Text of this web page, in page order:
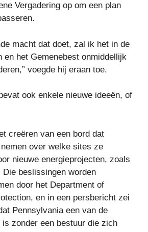
Vergadering op om een ​​plan
macht dat doet, zal ik het in de
en het Gemenebest onmiddellijk
voegde hij eraan toe.
ook enkele nieuwe ideeën, of
creëren van een bord dat
over welke sites ze
nieuwe energieprojecten, zoals
beslissingen worden
door het Department of
en in een persbericht zei
Pennsylvania een van de
zonder een bestuur die zich